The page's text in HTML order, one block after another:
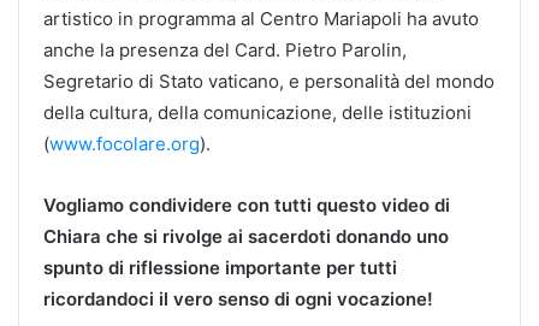
artistico in programma al Centro Mariapoli ha avuto
anche la presenza del Card. Pietro Parolin,
Segretario di Stato vaticano, e personalità del mondo
della cultura, della comunicazione, delle istituzioni
(www.focolare.org).
Vogliamo condividere con tutti questo video di
Chiara che si rivolge ai sacerdoti donando uno
spunto di riflessione importante per tutti
ricordandoci il vero senso di ogni vocazione!